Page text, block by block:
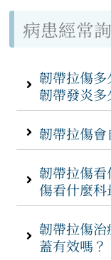
病患經常
韌帶拉傷多
韌帶發炎多
韌帶拉傷會
韌帶拉傷
傷看什麼科
韌帶拉傷
蓋有效嗎？